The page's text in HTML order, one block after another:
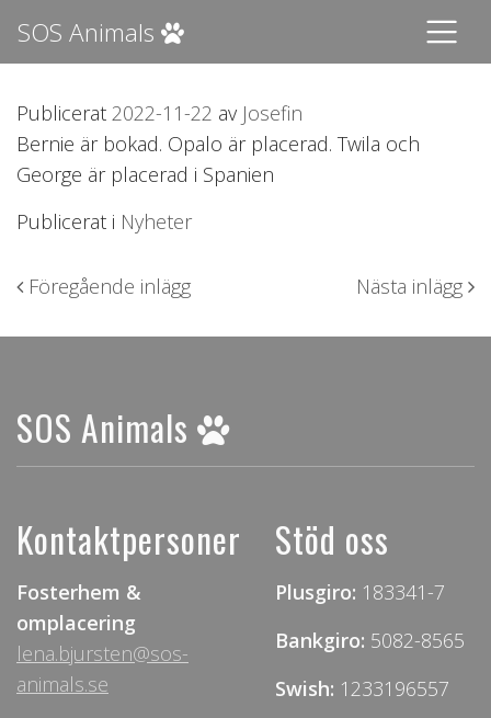
SOS Animals
Publicerat 2022-11-22 av Josefin
Bernie är bokad. Opalo är placerad. Twila och
George är placerad i Spanien
Publicerat i Nyheter
Inläggsnavigering
Föregående inlägg Nästa inlägg
SOS Animals
Kontaktpersoner
Fosterhem &
omplacering
lena.bjursten@sos-
animals.se
Stöd oss
Plusgiro: 183341-7
Bankgiro: 5082-8565
Swish: 1233196557